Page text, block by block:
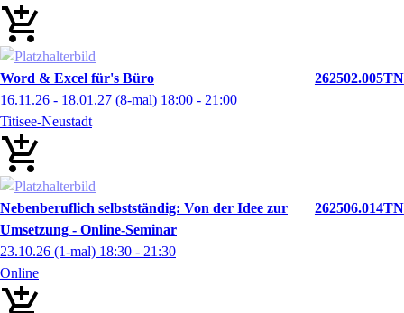
Word & Excel für's Büro
262502.005TN
16.11.26 - 18.01.27 (8-mal) 18:00 - 21:00
Titisee-Neustadt
Nebenberuflich selbstständig: Von der Idee zur
Umsetzung - Online-Seminar
262506.014TN
23.10.26 (1-mal) 18:30 - 21:30
Online